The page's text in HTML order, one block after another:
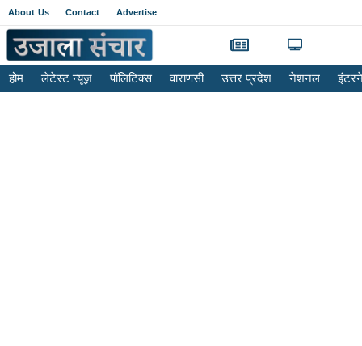
About Us Contact Advertise
होम लेटेस्ट न्यूज़ पॉलिटिक्स वाराणसी उत्तर प्रदेश नेशनल